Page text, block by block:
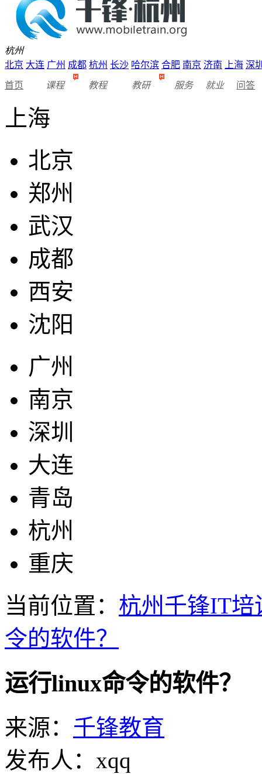
杭州
北京 大连 广州 成都 杭州 长沙 哈尔滨 合肥 南京 济南 上海 深
首页 课程 教程 教研 服务 就业 问答
上海
北京
郑州
武汉
成都
西安
沈阳
广州
南京
深圳
大连
青岛
杭州
重庆
当前位置： 杭州千锋IT培
令的软件？
运行linux命令的软件？
来源： 千锋教育
发布人：xqq